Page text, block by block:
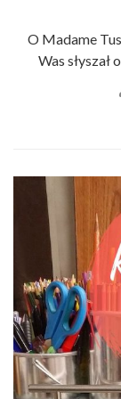
O Madame
Was słyszał